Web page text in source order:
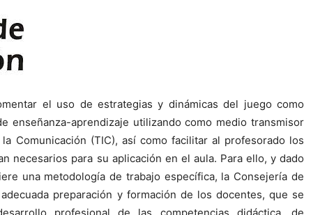
el uso de estrategias y dinámicas del juego como
enseñanza-aprendizaje utilizando como medio transmisor
Comunicación (TIC), así como facilitar al profesorado los
necesarios para su aplicación en el aula. Para ello, y dado
una metodología de trabajo específica, la Consejería de
preparación y formación de los docentes, que se